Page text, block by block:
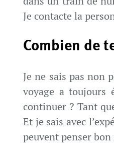
Je contacte la
Combien de
Je ne sais pas non
voyage a
continuer ? Tant
Et je sais avec
peuvent penser